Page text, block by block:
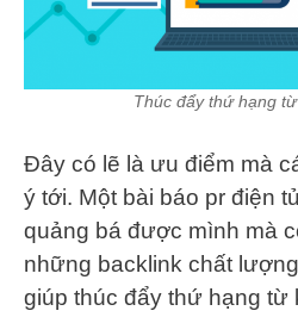
Thúc đẩy thứ hạng
Đây có lẽ là ưu điểm mà
ý tới. Một bài báo pr điện
quảng bá được mình mà
những backlink chất
giúp thúc đẩy thứ hạng từ